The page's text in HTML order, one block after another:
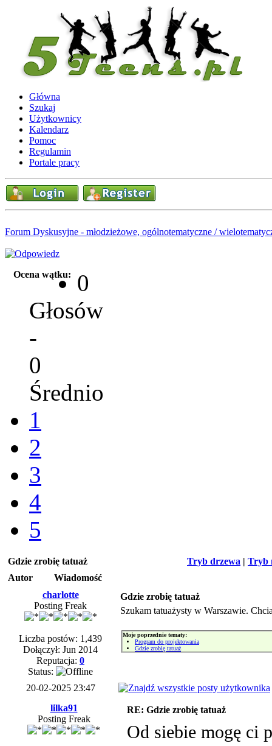
Główna
Szukaj
Użytkownicy
Kalendarz
Pomoc
Regulamin
Portale pracy
Forum Dyskusyjne - młodzieżowe, ogólnotematyczne /
Ocena wątku:
0
Głosów
-
0
Średnio
1
2
3
4
5
Tryb drzewa | Tryb
Gdzie zrobię tatuaż
Autor
Wiadomość
charlotte
Posting Freak
Liczba postów: 1,439
Dołączył: Jun 2014
Reputacja: 0
Status:
Gdzie zrobię tatuaż
Szukam tatuażysty w Warszawie.
Moje poprzednie tematy:
Program do projektowania
Gdzie zrobię tatuaż
20-02-2025 23:47
lilka91
Posting Freak
RE: Gdzie zrobię tatuaż
Od siebie mogę ci